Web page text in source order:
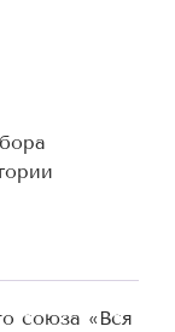
союза «Вся